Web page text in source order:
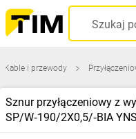
Kable i przewody
Sznur przyłączeniowy z
SP/W‑190/2X0,5/‑BIA